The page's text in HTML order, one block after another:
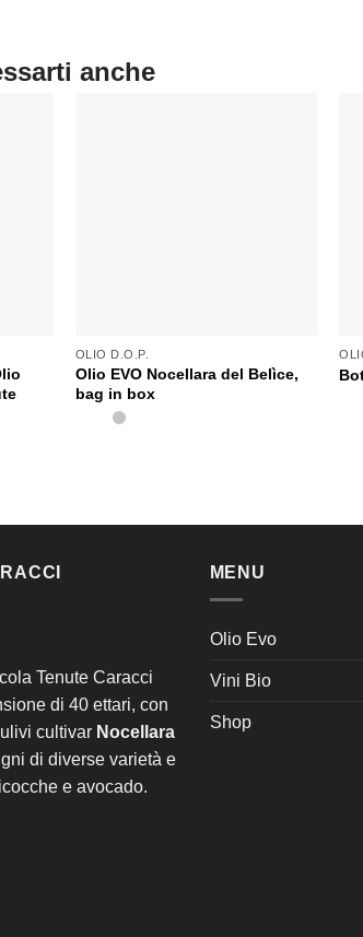
OLIO D.O.P.
Olio EVO Nocellara del Belìce,
bag in box
Tenute Caracci
di 40 ettari, con
cultivar Nocellara
di diverse varietà e
e avocado.
MENU
Olio Evo
Vini Bio
Shop